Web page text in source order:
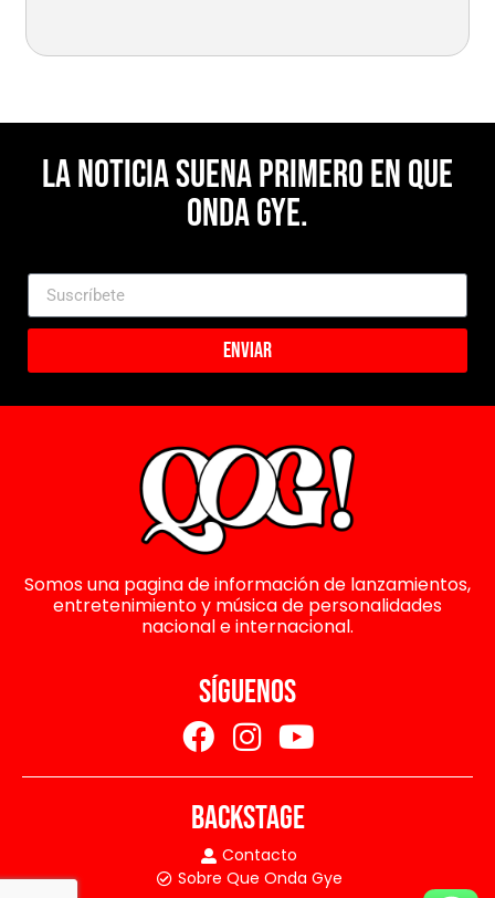
La noticia suena primero en Que
Onda Gye.
Enviar
Somos una pagina de información de lanzamientos,
entretenimiento y música de personalidades
nacional e internacional.
SÍGUENOS
BACKSTAGE
Contacto
Sobre Que Onda Gye